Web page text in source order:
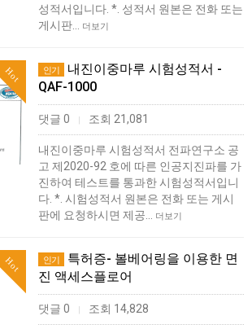
성적서입니다. *. 성적서 원본은 전화 또는
게시판…
더보기
Hot 인기
내진이중마루 시험성적서 -
QAF-1000
댓글 0 | 조회 21,081
내진이중마루 시험성적서 전파연구소 공
고 제2020-92 호에 따른 인공지진파를 가
진하여 테스트를 통과한 시험성적서입니
다. *. 시험성적서 원본은 전화 또는 게시
판에 요청하시면 제공…
더보기
Hot 인기
특허증- 볼베어링을 이용한 면
진 액세스플로어
댓글 0 | 조회 14,828